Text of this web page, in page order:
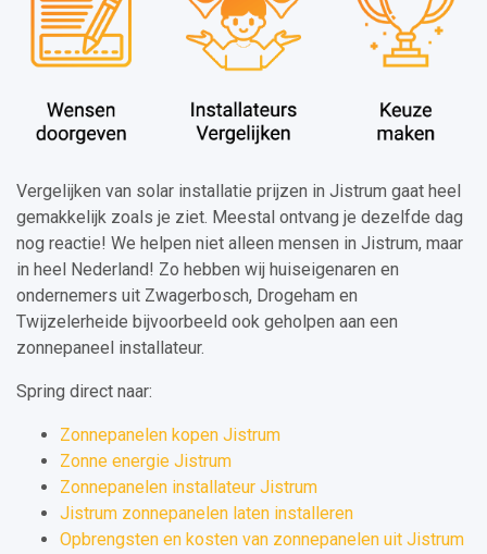
Vergelijken van solar installatie prijzen in Jistrum gaat heel
gemakkelijk zoals je ziet. Meestal ontvang je dezelfde dag
nog reactie! We helpen niet alleen mensen in Jistrum, maar
in heel Nederland! Zo hebben wij huiseigenaren en
ondernemers uit Zwagerbosch, Drogeham en
Twijzelerheide bijvoorbeeld ook geholpen aan een
zonnepaneel installateur.
Spring direct naar:
Zonnepanelen kopen Jistrum
Zonne energie Jistrum
Zonnepanelen installateur Jistrum
Jistrum zonnepanelen laten installeren
Opbrengsten en kosten van zonnepanelen uit Jistrum